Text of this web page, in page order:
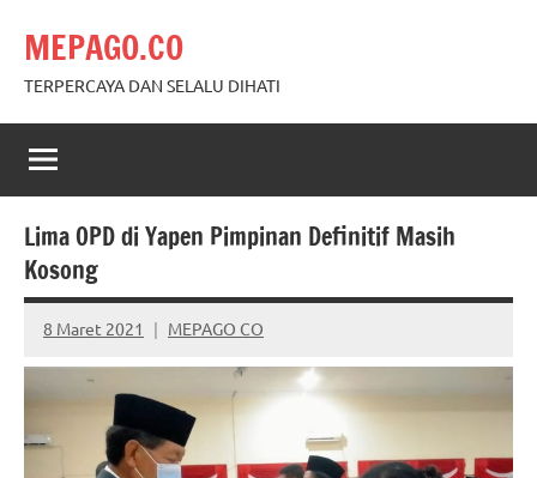
content
MEPAGO.CO
TERPERCAYA DAN SELALU DIHATI
Lima OPD di Yapen Pimpinan Definitif Masih
Kosong
8 Maret 2021 MEPAGO CO
No
comments